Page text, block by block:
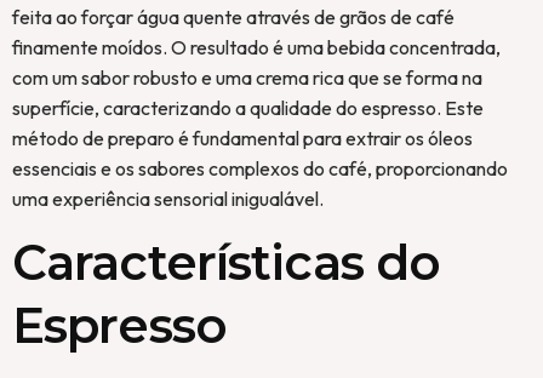
feita ao forçar água quente através de grãos de café
finamente moídos. O resultado é uma bebida concentrada,
com um sabor robusto e uma crema rica que se forma na
superfície, caracterizando a qualidade do espresso. Este
método de preparo é fundamental para extrair os óleos
essenciais e os sabores complexos do café, proporcionando
uma experiência sensorial inigualável.
Características do
Espresso